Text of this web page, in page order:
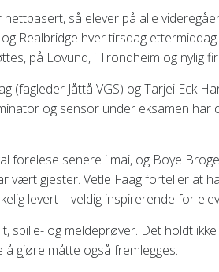
nettbasert, så elever på alle
Realbridge hver tirsdag
på Lovund, i Trondheim og nylig
(fagleder Jåttå VGS) og Tarjei Eck
og sensor under eksamen
forelese senere i mai, og Boye
vært gjester. Vetle Faag forteller at
levert – veldig inspirerende for
spille- og meldeprøver. Det holdt
å gjøre måtte også fremlegges.